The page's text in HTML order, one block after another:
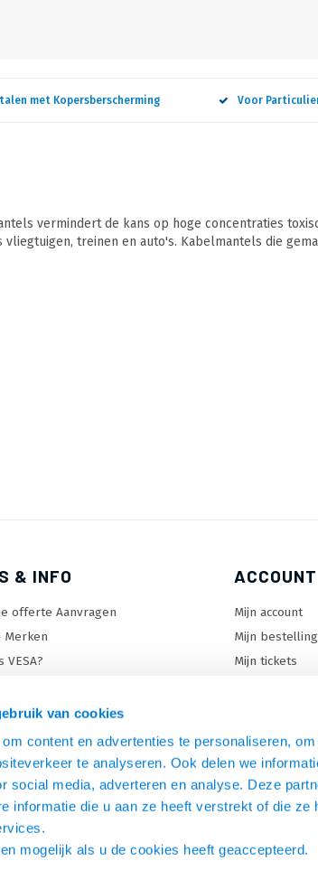
van cookies
content en advertenties te personaliseren,
te analyseren. Ook delen we
social media, adverteren en analyse. Deze
informatie die u aan ze heeft verstrekt of die ze
mogelijk als u de cookies heeft geaccepteerd.
met Kopersberscherming Voor
vermindert de kans op hoge concentraties
treinen en auto's. Kabelmantels die
& INFO
offerte Aanvragen
Merken
VESA?
keuzehulp
keuzehulp
keuzehulp
ACCOUNT
Mijn account
Mijn
Mijn tickets